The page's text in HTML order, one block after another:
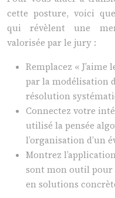
cette posture, voici
qui révèlent une
valorisée par le jury :
Remplacez « J’aime
par la modélisation
résolution
Connectez votre
utilisé la pensée
l’organisation d’un
Montrez
sont mon outil pour
en solutions